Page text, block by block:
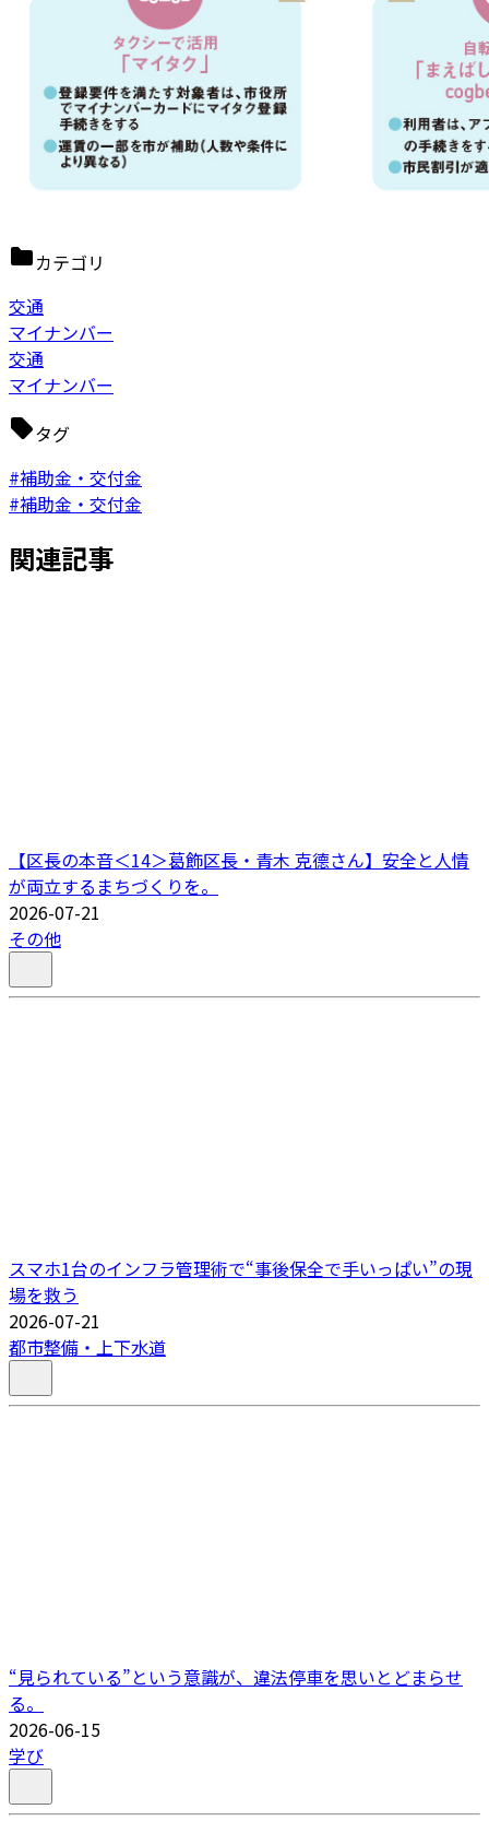
カテゴリ
交通
マイナンバー
交通
マイナンバー
タグ
#補助金・交付金
#補助金・交付金
関連記事
【区長の本音＜14＞葛飾区長・青木 克德さん】安全と人情
が両立するまちづくりを。
2026-07-21
その他
スマホ1台のインフラ管理術で“事後保全で手いっぱい”の現
場を救う
2026-07-21
都市整備・上下水道
“見られている”という意識が、違法停車を思いとどまらせ
る。
2026-06-15
学び